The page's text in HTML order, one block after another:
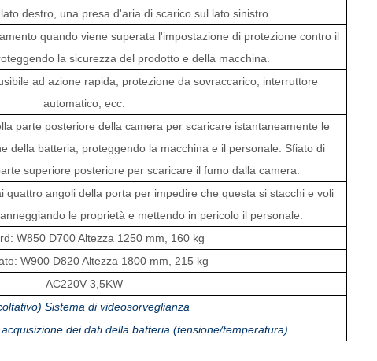
destro, una presa d'aria di scarico sul lato sinistro.
quando viene superata l'impostazione di protezione contro il
la sicurezza del prodotto e della macchina.
ad azione rapida, protezione da sovraccarico, interruttore
automatico, ecc.
parte posteriore della camera per scaricare istantaneamente le
della batteria, proteggendo la macchina e il personale. Sfiato di
superiore posteriore per scaricare il fumo dalla camera.
quattro angoli della porta per impedire che questa si stacchi e voli
le proprietà e mettendo in pericolo il personale.
W850 D700Altezza 1250 mm, 160 kg
W900 D820Altezza 1800 mm, 215 kg
AC220V 3,5KW
Sistema di videosorveglianza
dei dati della batteria (tensione/temperatura)